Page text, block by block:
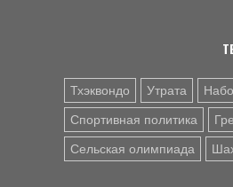
Тхэквондо Утрата
Спортивная политика
Сельская олимпиада